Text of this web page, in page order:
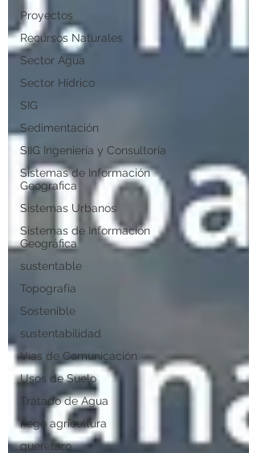
Proyectos
Recursos Naturales
Sector Agua
Sector Hídrico
SIG
Sedimentación
SIIG Ingeniería y Consultoría
Sistemas de Información
Geografica
Sistemas Urbanos
Sistemas de Información
Geográfica
sustentable
Topografía
Sostenible
sustentabilidad
Vías de Comunicación
Usos de Suelo
Tratado de Agua
riego agricultura
queretaro